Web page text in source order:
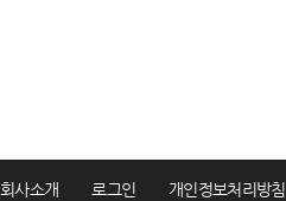
회사소개 로그인 개인정보처리방침